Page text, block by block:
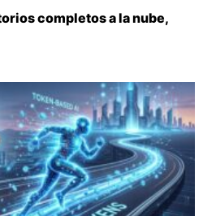
completos a la nube,